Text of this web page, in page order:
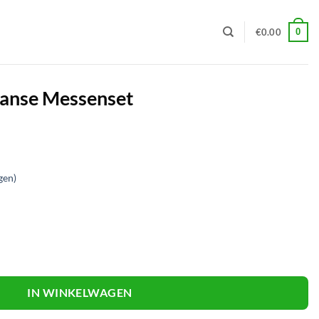
€0.00 0
Messenset
IN WINKELWAGEN